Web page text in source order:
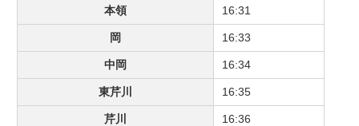
本領 16:31
岡 16:33
中岡 16:34
東芹川 16:35
芹川 16:36